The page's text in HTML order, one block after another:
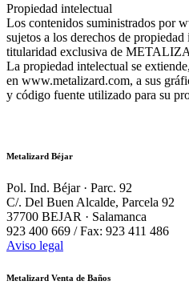
Propiedad intelectual
Los contenidos suministrados por
sujetos a los derechos de
titularidad exclusiva de
La propiedad intelectual se
en www.metalizard.com, a sus
y código fuente utilizado para su
Metalizard Béjar
Pol. Ind. Béjar · Parc. 92
C/. Del Buen Alcalde, Parcela 92
37700 BEJAR · Salamanca
923 400 669 / Fax: 923 411 486
Aviso legal
Metalizard Venta de Baños